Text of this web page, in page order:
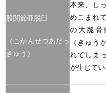
股関節亜脱臼
（こかんせつあだっ
きゅう）
本来、し
めこまれ
の大腿骨
（きゅう
れてしま
が生じてい